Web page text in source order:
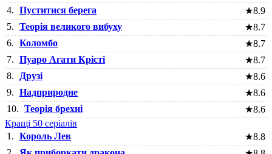
4. Пуститися берега ★8.9
5. Теорія великого вибуху ★8.7
6. Коломбо ★8.7
7. Пуаро Агати Крісті ★8.7
8.
Друзі ★8.6
9. Надприродне ★8.6
10. Теорія брехні ★8.6
Кращі 50 серіалів
1. Король Лев ★8.8